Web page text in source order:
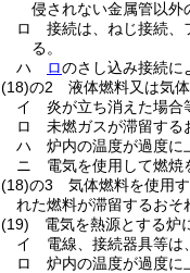
侵されない金属管以外
ロ
接続は、ねじ接続、
る。
ハ
ロのさし込み接続に
(18)の2
液体燃料又は気
イ
炎が立ち消えた場合
ロ
未燃ガスが滞留する
ハ
炉内の温度が過度に
ニ
電気を使用して燃
(18)の3
気体燃料を使用
れた燃料が滞留するおそ
(19)
電気を熱源とする炉
イ
電線、接続器具等は
ロ
炉内の温度が過度に